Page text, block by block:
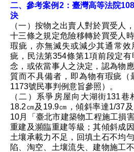
二、參考案例2：臺灣高等法院
決
（一）按物之出賣人對於買受人
十三條之規定危險移轉於買受人
瑕疵，亦無滅失或減少其通常
疵，民法第354條第1項前段定
念，或依當事人之決定，認為物
質而不具備者，即為物有瑕疵（
1173號民事判例意旨參照）。
（二）系爭房屋向大湖街131
18.2㎝及19.9㎝，傾斜率達1/37
10月「臺北市建築物工程施工損
重建及瀕臨重建等級；其傾斜成
土壤承載力不足，回填土石不均
陷、淘空、土壤流失、建物施工